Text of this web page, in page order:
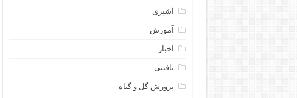
آشپزی
آموزش
اخبار
بافتنی
پرورش گل و گیاه